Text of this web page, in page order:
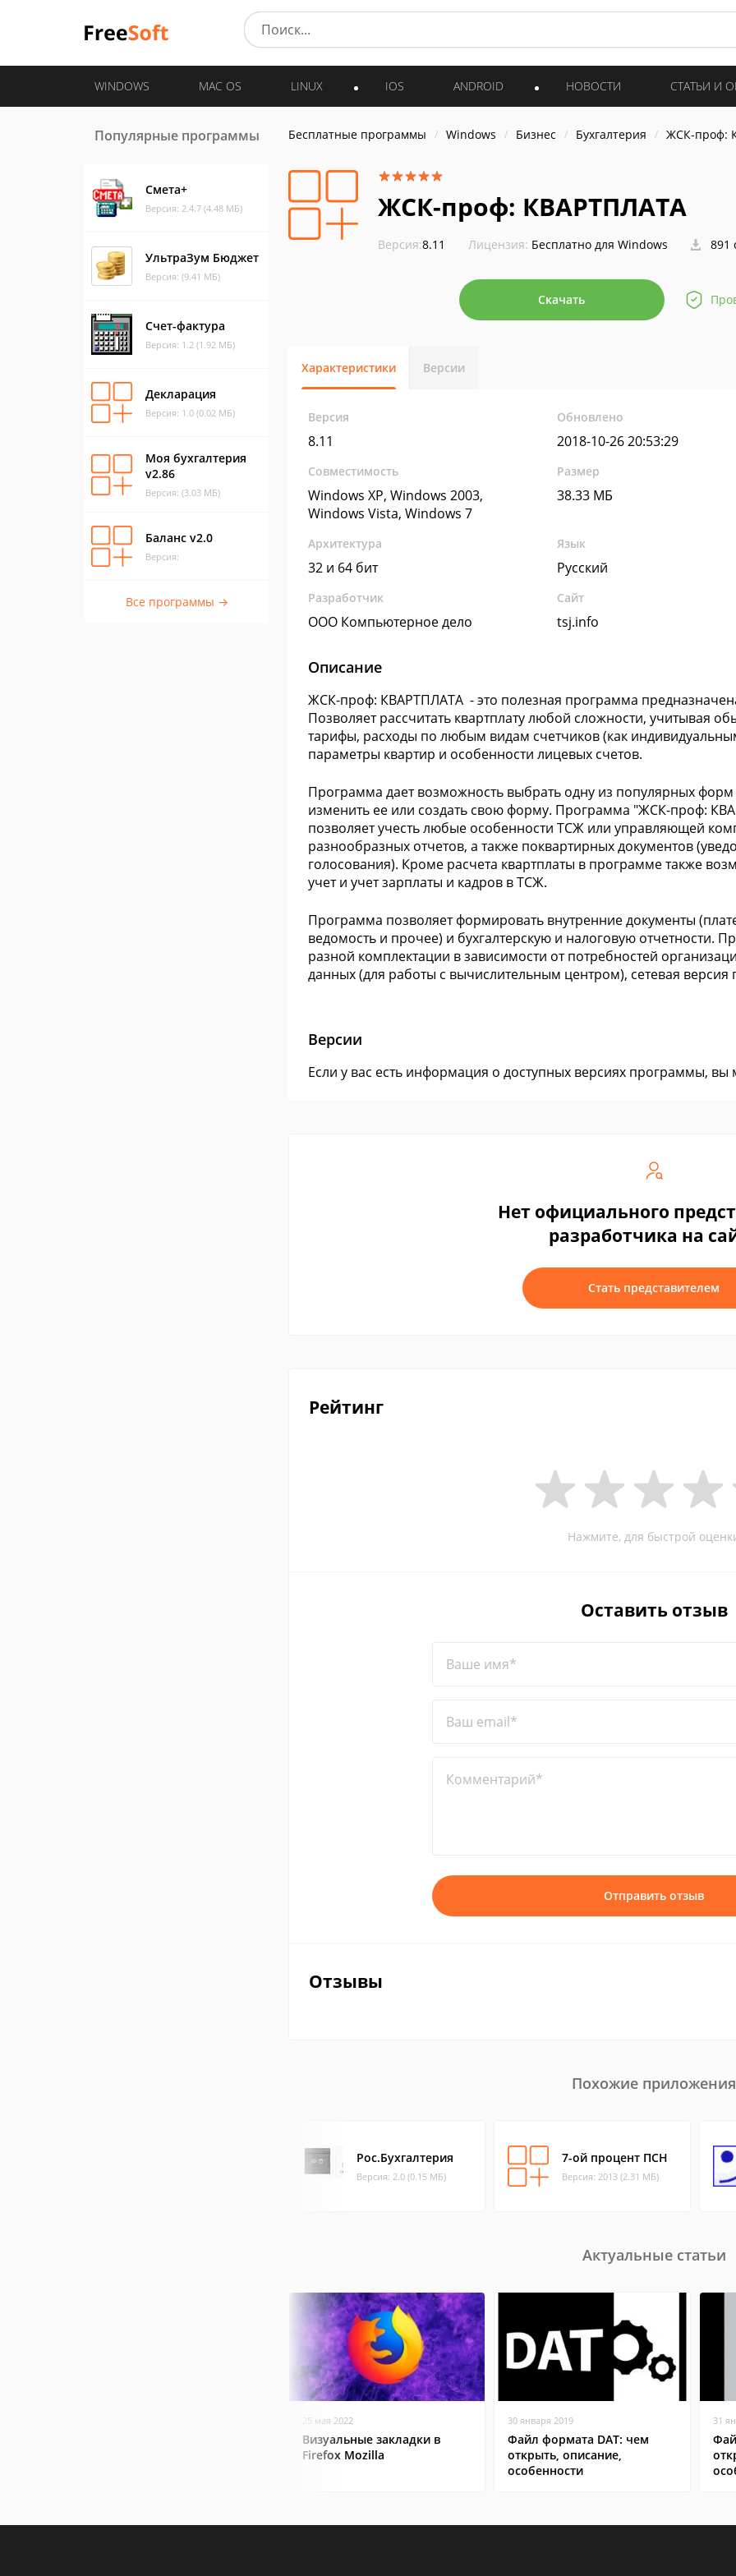
WINDOWS MAC OS LINUX IOS ANDROID НОВОСТИ СТАТЬИ И
Популярные программы
Смета+
Версия: 2.4.7 (4.48 МБ)
УльтраЗум Бюджет
Версия: (9.41 МБ)
Счет-фактура
Версия: 1.2 (1.92 МБ)
Декларация
Версия: 1.0 (0.02 МБ)
Моя бухгалтерия
v2.86
Версия: (3.03 МБ)
Баланс v2.0
Версия:
Все программы →
Бесплатные программы Windows Бизнес Бухгалтерия ЖСК-проф:
ЖСК-проф: КВАРТПЛАТА
Версия:8.11 Лицензия: Бесплатно для Windows 891
Скачать
Характеристики Версии
Версия
8.11
Обновлено
2018-10-26 20:53:29
Совместимость
Windows XP, Windows 2003,
Windows Vista, Windows 7
Размер
38.33 МБ
Архитектура
32 и 64 бит
Язык
Русский
Разработчик
ООО Компьютерное дело
Сайт
tsj.info
Описание
ЖСК-проф: КВАРТПЛАТА - это полезная программа
Позволяет рассчитать квартплату любой сложности, учитывая
тарифы, расходы по любым видам счетчиков (как
параметры квартир и особенности лицевых счетов.
Программа дает возможность выбрать одну из популярных
изменить ее или создать свою форму. Программа "ЖСК-проф:
позволяет учесть любые особенности ТСЖ или управляющей
разнообразных отчетов, а также поквартирных документов
голосования). Кроме расчета квартплаты в программе также
учет и учет зарплаты и кадров в ТСЖ.
Программа позволяет формировать внутренние документы
ведомость и прочее) и бухгалтерскую и налоговую отчетности.
разной комплектации в зависимости от потребностей
данных (для работы с вычислительным центром), сетевая
Версии
Если у вас есть информация о доступных версиях программы,
Нет официального
разработчика на
Стать представителем
Рейтинг
Нажмите, для быстрой
Оставить отзыв
Ваше имя*
Ваш email*
Комментарий*
Отправить отзыв
Отзывы
Похожие приложения
Рос.Бухгалтерия
Версия: 2.0 (0.15 МБ)
7-ой процент ПСН
Версия: 2013 (2.31 МБ)
Актуальные статьи
25 мая 2022
Визуальные закладки в
Firefox Mozilla
30 января 2019
Файл формата DAT: чем
открыть, описание,
особенности
31